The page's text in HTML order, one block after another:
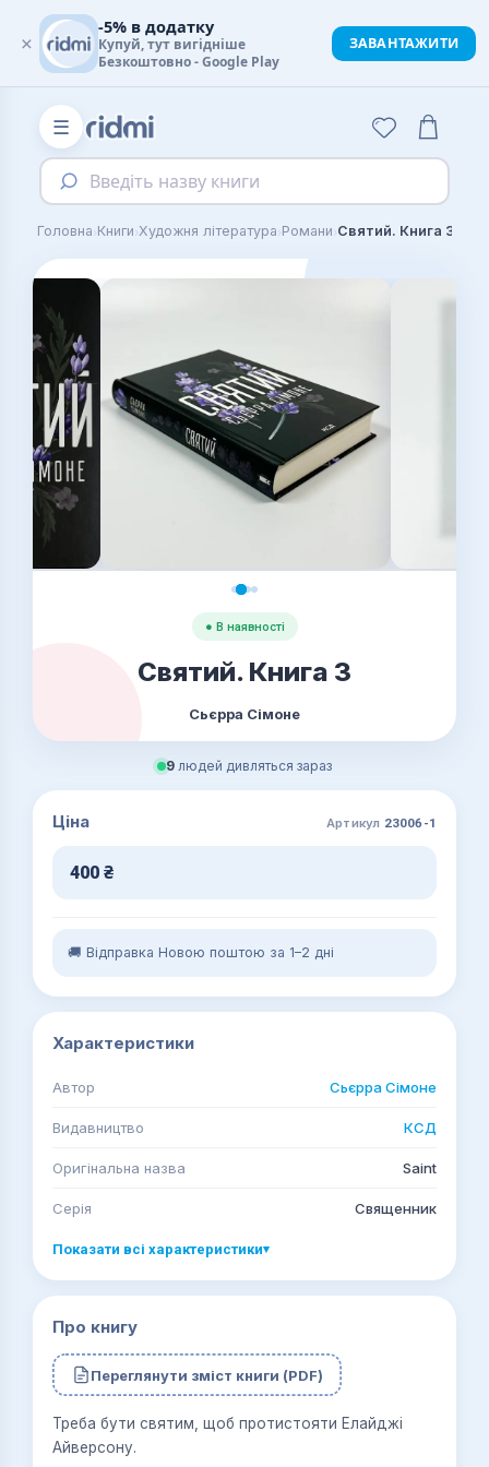
☰
Введіть назву книги
Головна›Книги›Художня література›Романи›Святий. Книга 3
● В наявності
Святий. Книга 3
Сьєрра Сімоне
9 людей дивляться зараз
Ціна Артикул 23006-1
400 ₴
🚚 Відправка Новою поштою за 1–2 дні
Характеристики
Автор Сьєрра Сімоне
Видавництво КСД
Оригінальна назва Saint
Серія Священник
Показати всі характеристики▾
Про книгу
Переглянути зміст книги (PDF)
Треба бути святим, щоб протистояти Елайджі
Айверсону.
×
-5% в додатку
Купуй, тут вигідніше
Безкоштовно - Google Play
ЗАВАНТАЖИТИ